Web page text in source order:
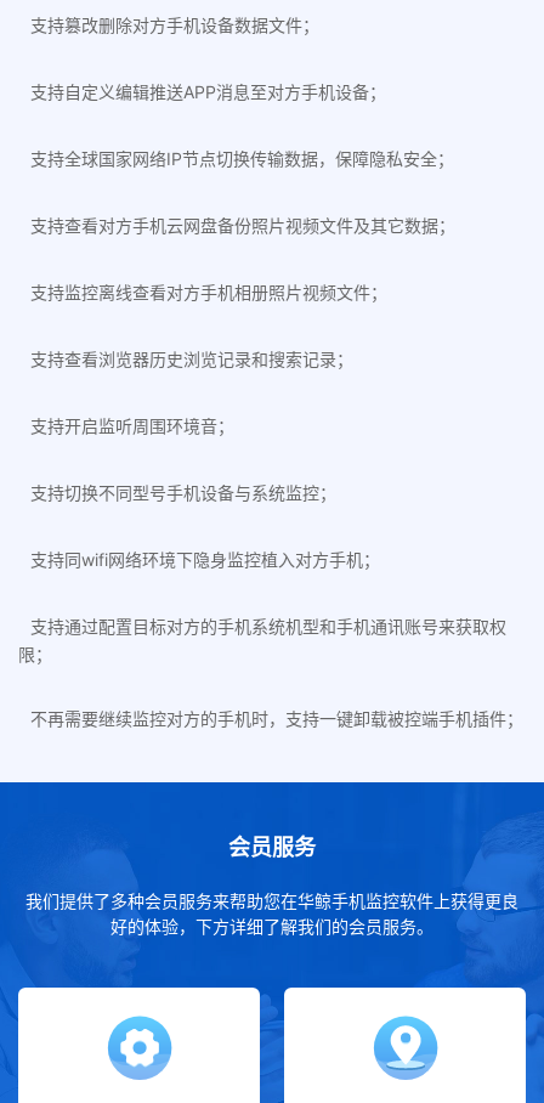
支持篡改删除对方手机设备数据文件；
支持自定义编辑推送APP消息至对方手机设备；
支持全球国家网络IP节点切换传输数据，保障隐私安全；
支持查看对方手机云网盘备份照片视频文件及其它数据；
支持监控离线查看对方手机相册照片视频文件；
支持查看浏览器历史浏览记录和搜索记录；
支持开启监听周围环境音；
支持切换不同型号手机设备与系统监控；
支持同wifi网络环境下隐身监控植入对方手机；
支持通过配置目标对方的手机系统机型和手机通讯账号来获取权
限；
不再需要继续监控对方的手机时，支持一键卸载被控端手机插件；
会员服务
我们提供了多种会员服务来帮助您在华鲸手机监控软件上获得更良
好的体验，下方详细了解我们的会员服务。